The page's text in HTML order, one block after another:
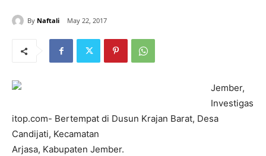
By Naftali May 22, 2017
Jember,
Investigas
itop.com- Bertempat di Dusun Krajan Barat, Desa
Candijati, Kecamatan
Arjasa, Kabupaten Jember.